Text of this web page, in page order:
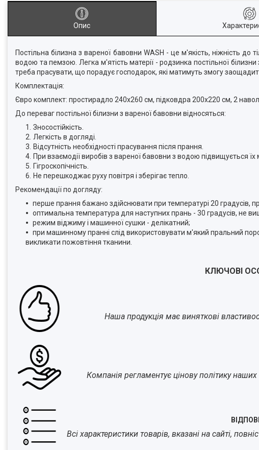
Опис
Постільна білизна з вареної бавовни WASH - це м'якість, ніжність
водою та пемзою. Легка м'ятість матерії - родзинка постільної
треба прасувати, що порадує господарок, які матимуть змогу
Комплектація:
Євро комплект: простирадло 240х260 см, підковдра 200х220 см, 2
До переваг постільної білизни з вареної бавовни відносяться:
Зносостійкість.
Легкість в догляді.
Відсутність необхідності прасування після прання.
При взаємодії виробів з вареної бавовни з водою підвищується їх
Гігроскопічність.
Не перешкоджає руху повітря і зберігає тепло.
Рекомендації по догляду:
перше прання бажано здійснювати при температурі 20 градусів,
оптимальна температура для наступних прань - 30 градусів, не
режим віджиму і машинної сушки - делікатний;
при машинному пранні слід використовувати м'який пральний
викликати пожовтіння тканини.
КЛЮЧОВІ
Наша продукція має виняткові
Компанія регламентує цінову політику
Всі характеристики товарів, вказані на сайті,